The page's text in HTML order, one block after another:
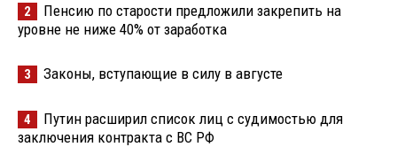
2
Пенсию по старости предложили закрепить на
уровне не ниже 40% от заработка
3 Законы, вступающие в силу в августе
4
Путин расширил список лиц с судимостью для
заключения контракта с ВС РФ